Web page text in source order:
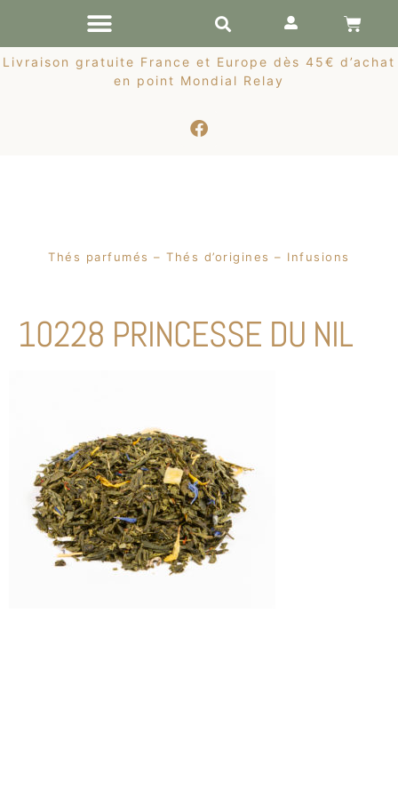
Livraison gratuite France et Europe dès 45€ d’achat
en point Mondial Relay
Thés parfumés – Thés d’origines – Infusions
10228 PRINCESSE DU NIL